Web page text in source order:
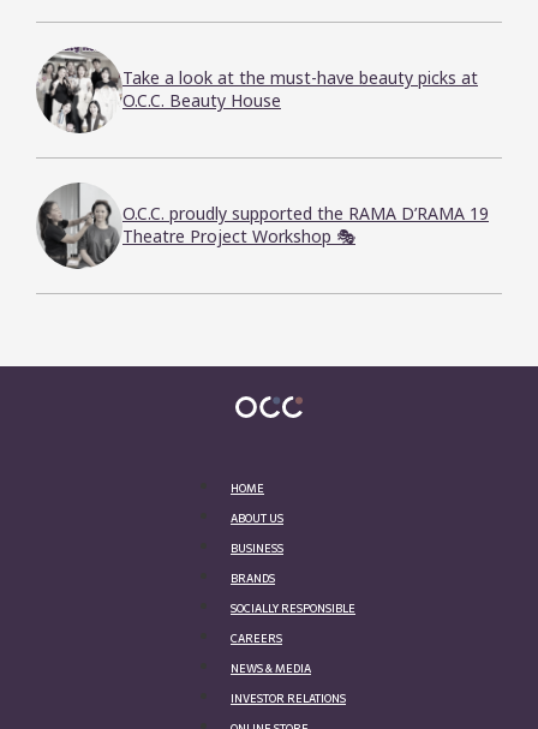
Take a look at the must-have beauty picks at
O.C.C. Beauty House
O.C.C. proudly supported the RAMA D’RAMA 19
Theatre Project Workshop 🎭
HOME
ABOUT US
BUSINESS
BRANDS
SOCIALLY RESPONSIBLE
CAREERS
NEWS & MEDIA
INVESTOR RELATIONS